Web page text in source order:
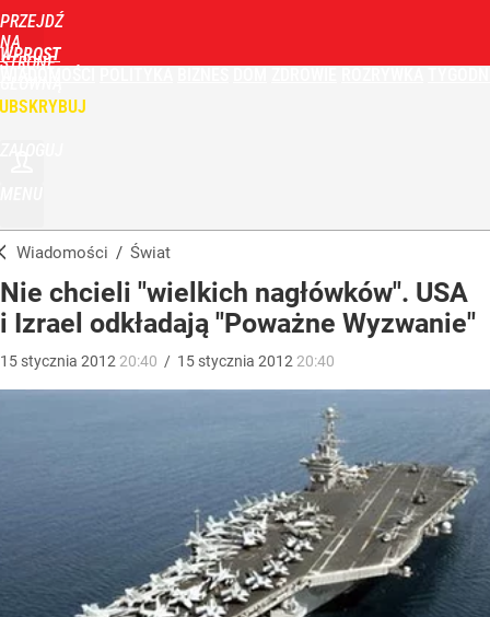
PRZEJDŹ
NA
STRONĘ
WPROST
Wiadomości / Świat
Nie chcieli "wielkich nagłówków". USA
i Izrael odkładają "Poważne Wyzwanie"
15 stycznia 2012 20:40 / 15 stycznia 2012 20:40